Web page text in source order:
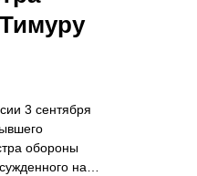
3 сентября
обороны
на…